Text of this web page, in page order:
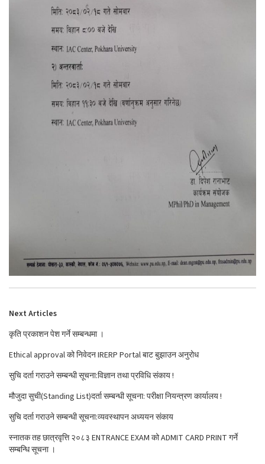
Next Articles
कृति प्रकाशन पेश गर्ने सम्बन्धमा ।
Ethical approval को निवेदन IRERP Portal बाट बुझाउन अनुरोध
सुचि दर्ता गराउने सम्बन्धी सूचना:विज्ञान तथा प्रविधि संकाय !
मौजुदा सुची(Standing List)दर्ता सम्बन्धी सूचना: परीक्षा नियन्त्रण कार्यालय !
सुचि दर्ता गराउने सम्बन्धी सूचना:व्यवस्थापन अध्ययन संकाय
स्नातक तह छात्रवृत्ति २०८३ ENTRANCE EXAM को ADMIT CARD PRINT गर्ने
सम्बन्धि सूचना ।